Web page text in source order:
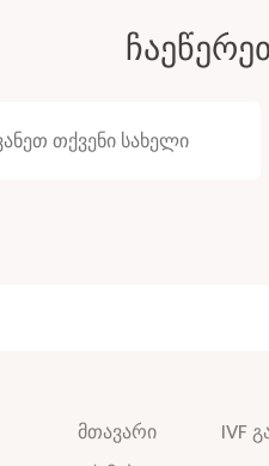
მთავარი
IVF